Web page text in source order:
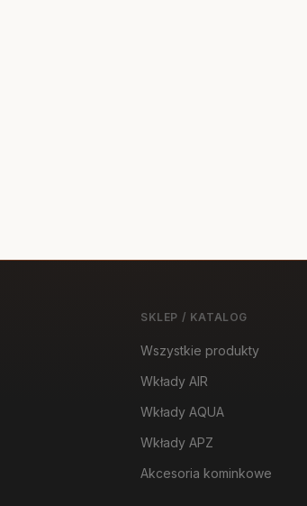
SKLEP / KATALOG
Wszystkie produkty
Wkłady AIR
Wkłady AQUA
Wkłady APZ
Akcesoria kominkowe